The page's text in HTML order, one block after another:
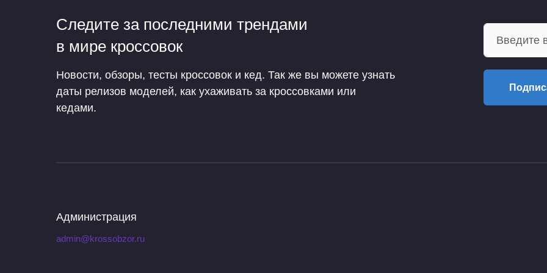
Следите за последними трендами
в мире кроссовок
Новости, обзоры, тесты кроссовок и кед. Так же вы можете узнать
даты релизов моделей, как ухаживать за кроссовками или
кедами.
Администрация
admin@krossobzor.ru